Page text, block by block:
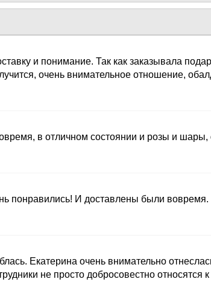
и понимание. Так как заказывала
очень внимательное отношение,
в отличном состоянии и розы и
понравились! И доставлены были вовремя.
Екатерина очень внимательно
не просто добросовестно относятся